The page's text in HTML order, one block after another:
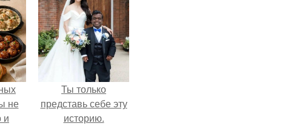
не
и
Ты только
представь себе эту
историю.